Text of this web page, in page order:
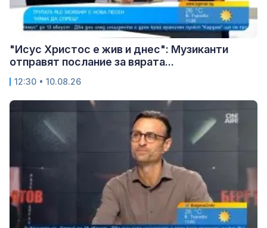
"Исус Христос е жив и днес": Музиканти
отправят послание за вярата...
12:30 • 10.08.26